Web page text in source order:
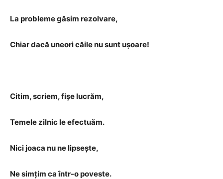
La probleme găsim rezolvare,
Chiar dacă uneori căile nu sunt ușoare!
Citim, scriem, fișe lucrăm,
Temele zilnic le efectuăm.
Nici joaca nu ne lipsește,
Ne simțim ca într-o poveste.